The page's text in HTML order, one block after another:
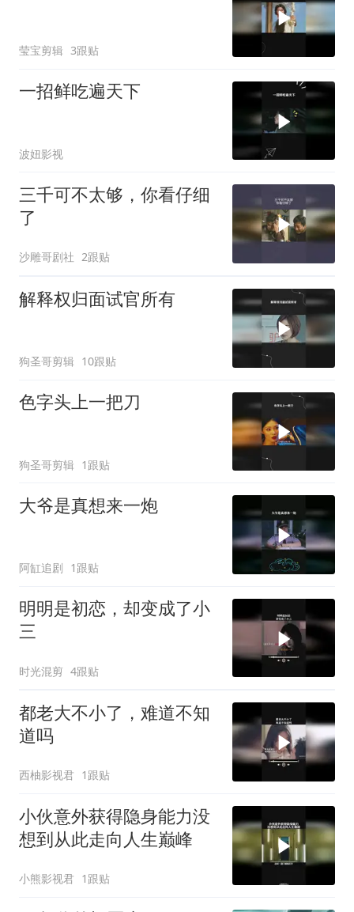
莹宝剪辑 3跟贴
一招鲜吃遍天下
波妞影视
三千可不太够，你看仔细
了
沙雕哥剧社 2跟贴
解释权归面试官所有
狗圣哥剪辑 10跟贴
色字头上一把刀
狗圣哥剪辑 1跟贴
大爷是真想来一炮
阿缸追剧 1跟贴
明明是初恋，却变成了小
三
时光混剪 4跟贴
都老大不小了，难道不知
道吗
西柚影视君 1跟贴
小伙意外获得隐身能力没
想到从此走向人生巅峰
小熊影视君 1跟贴